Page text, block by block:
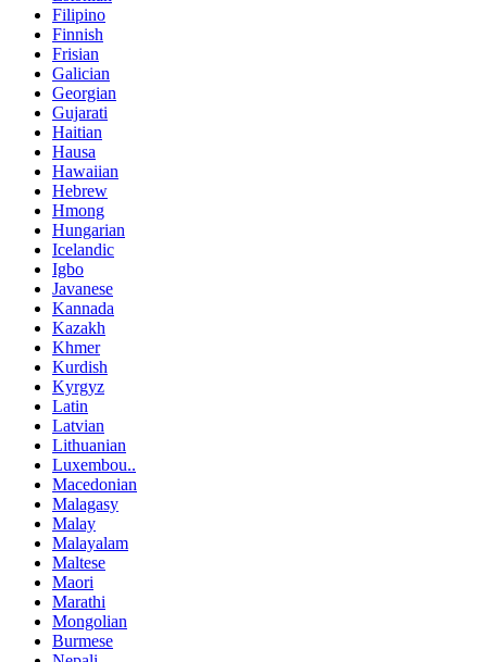
Filipino
Finnish
Frisian
Galician
Georgian
Gujarati
Haitian
Hausa
Hawaiian
Hebrew
Hmong
Hungarian
Icelandic
Igbo
Javanese
Kannada
Kazakh
Khmer
Kurdish
Kyrgyz
Latin
Latvian
Lithuanian
Luxembou..
Macedonian
Malagasy
Malay
Malayalam
Maltese
Maori
Marathi
Mongolian
Burmese